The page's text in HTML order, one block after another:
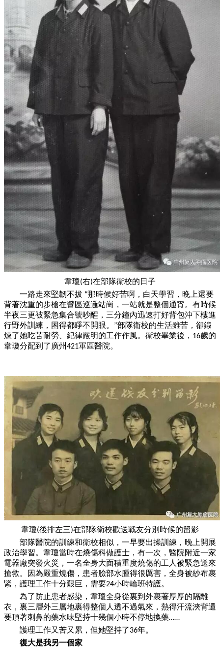
韋瓊(右)在部隊衛校的日子
一路走來堅韌不拔 “那時候好苦啊，白天學習，晚上還要
背著沈重的步槍在營區巡邏站崗， 一站就是整個通宵。有時候
半夜三更被緊急集合號吵醒，三分鐘內迅速打好背包沖下樓進
行野外訓練，困得都睜不開眼。 ”部隊衛校的生活雖苦，卻鍛
煉了她吃苦耐勞、紀律嚴明的工作作風。衛校畢業後， 16歲的
韋瓊分配到了廣州421軍區醫院。
韋瓊(後排左三)在部隊衛校歡送戰友分別時候的留影
部隊醫院的訓練和衛校相似， 一早要出操訓練，晚上開展
政治學習。韋瓊當時在燒傷科做護士，有一次，醫院附近一家
電器廠突發火災， 一名全身大面積重度燒傷的工人被緊急送來
搶救。因為嚴重燒傷，患者臉部水腫得很厲害，全身被紗布裹
緊，護理工作十分艱巨，需要24小時輪班特護。
為了防止患者感染，韋瓊全身從裏到外裹著厚厚的隔離
衣，裏三層外三層地裹得整個人透不過氣來，熱得汗流浹背還
要頂著刺鼻的藥水味堅持十幾個小時不停地換藥……
護理工作又苦又累，但她堅持了36年。
復大是我另一個家